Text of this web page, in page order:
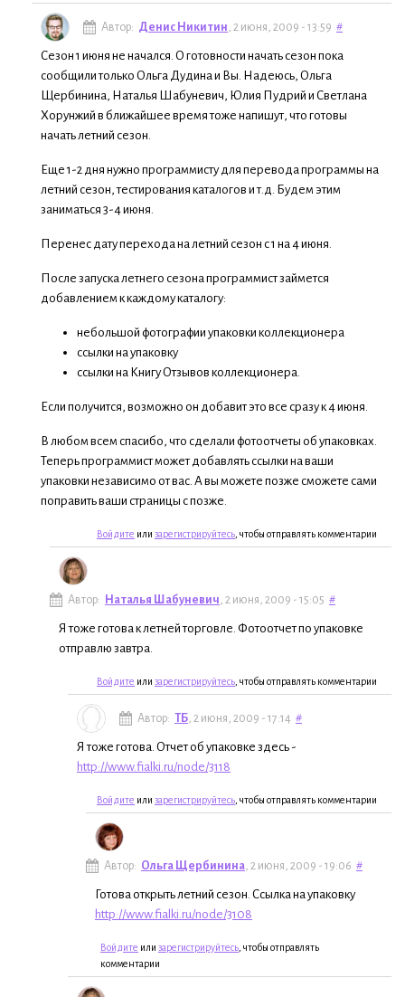
Автор: Денис Никитин , 2 июня, 2009 - 13:59 #
Сезон 1 июня не начался. О готовности начать сезон пока
сообщили только Ольга Дудина и Вы. Надеюсь, Ольга
Щербинина, Наталья Шабуневич, Юлия Пудрий и Светлана
Хорунжий в ближайшее время тоже напишут, что готовы
начать летний сезон.
Еще 1-2 дня нужно программисту для перевода программы на
летний сезон, тестирования каталогов и т.д. Будем этим
заниматься 3-4 июня.
Перенес дату перехода на летний сезон с 1 на 4 июня.
После запуска летнего сезона программист займется
добавлением к каждому каталогу:
небольшой фотографии упаковки коллекционера
ссылки на упаковку
ссылки на Книгу Отзывов коллекционера.
Если получится, возможно он добавит это все сразу к 4 июня.
В любом всем спасибо, что сделали фотоотчеты об упаковках.
Теперь программист может добавлять ссылки на ваши
упаковки независимо от вас. А вы можете позже сможете сами
поправить ваши страницы с позже.
Войдите или зарегистрируйтесь , чтобы отправлять комментарии
Автор: Наталья Шабуневич , 2 июня, 2009 - 15:05 #
Я тоже готова к летней торговле. Фотоотчет по упаковке
отправлю завтра.
Войдите или зарегистрируйтесь , чтобы отправлять комментарии
Автор: ТБ , 2 июня, 2009 - 17:14 #
Я тоже готова. Отчет об упаковке здесь -
http://www.fialki.ru/node/3118
Войдите или зарегистрируйтесь , чтобы отправлять комментарии
Автор: Ольга Щербинина , 2 июня, 2009 - 19:06 #
Готова открыть летний сезон. Ссылка на упаковку
http://www.fialki.ru/node/3108
Войдите или зарегистрируйтесь , чтобы отправлять
комментарии